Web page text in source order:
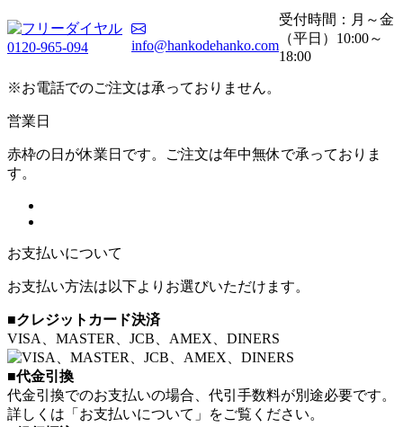
0120-965-094 info@hankodehanko.com
受付時間：月～金
（平日）10:00～
18:00
※お電話でのご注文は承っておりません。
営業日
赤枠の日が休業日です。ご注文は年中無休で承っておりま
す。
お支払いについて
お支払い方法は以下よりお選びいただけます。
■クレジットカード決済
VISA、MASTER、JCB、AMEX、DINERS
■代金引換
代金引換でのお支払いの場合、代引手数料が別途必要です。
詳しくは「お支払いについて」をご覧ください。